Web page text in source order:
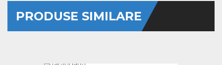
PRODUSE SIMILARE